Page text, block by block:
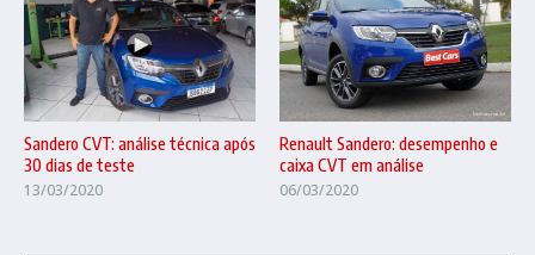
Sandero CVT: análise técnica após
30 dias de teste
13/03/2020
Renault Sandero: desempenho e
caixa CVT em análise
06/03/2020